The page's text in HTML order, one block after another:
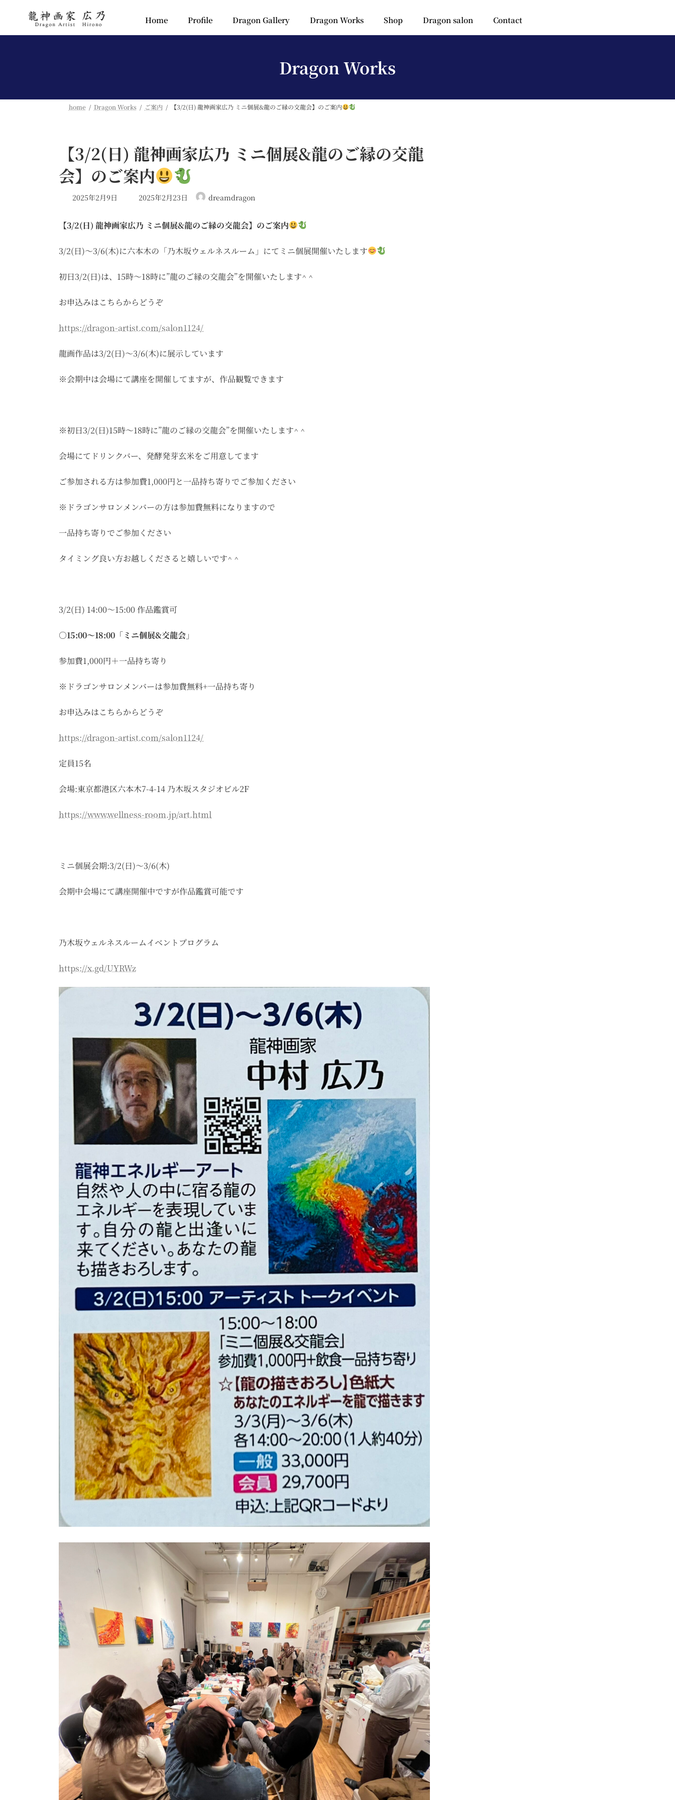
Home Profile Dragon Gallery Dragon Works Shop Dragon salon Contact
Dragon Works
home Dragon Works ご案内 【3/2(日) 龍神画家広乃 ミニ個展&龍のご縁の交龍会】のご案内
【3/2(日) 龍神画家広乃 ミニ個展&龍のご縁の交龍
会】のご案内
2025年2月9日 2025年2月23日 dreamdragon
【3/2(日) 龍神画家広乃 ミニ個展&龍のご縁の交龍会】のご案内
3/2(日)〜3/6(木)に六本木の「乃木坂ウェルネスルーム」にてミニ個展開催いたします
初日3/2(日)は、15時〜18時に”龍のご縁の交龍会”を開催いたします^ ^
お申込みはこちらからどうぞ
https://dragon-artist.com/salon1124/
龍画作品は3/2(日)〜3/6(木)に展示しています
※会期中は会場にて講座を開催してますが、作品観覧できます
※初日3/2(日)15時〜18時に”龍のご縁の交龍会”を開催いたします^ ^
会場にてドリンクバー、発酵発芽玄米をご用意してます
ご参加される方は参加費1,000円と一品持ち寄りでご参加ください
※ドラゴンサロンメンバーの方は参加費無料になりますので
一品持ち寄りでご参加ください
タイミング良い方お越しくださると嬉しいです^ ^
3/2(日) 14:00〜15:00 作品鑑賞可
○15:00〜18:00「ミニ個展&交龍会」
参加費1,000円＋一品持ち寄り
※ドラゴンサロンメンバーは参加費無料+一品持ち寄り
お申込みはこちらからどうぞ
https://dragon-artist.com/salon1124/
定員15名
会場:東京都港区六本木7-4-14 乃木坂スタジオビル2F
https://www.wellness-room.jp/art.html
ミニ個展会期:3/2(日)〜3/6(木)
会期中会場にて講座開催中ですが作品鑑賞可能です
乃木坂ウェルネスルームイベントプログラム
https://x.gd/UYRWz